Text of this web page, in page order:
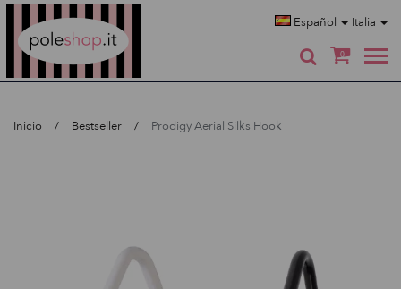
Español Italia
0
Inicio Bestseller Prodigy Aerial Silks Hook